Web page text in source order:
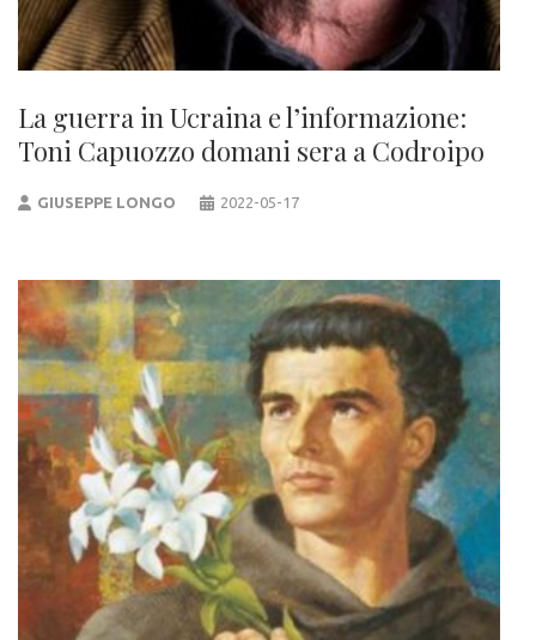
La guerra in Ucraina e l’informazione:
Toni Capuozzo domani sera a Codroipo
GIUSEPPE LONGO 2022-05-17